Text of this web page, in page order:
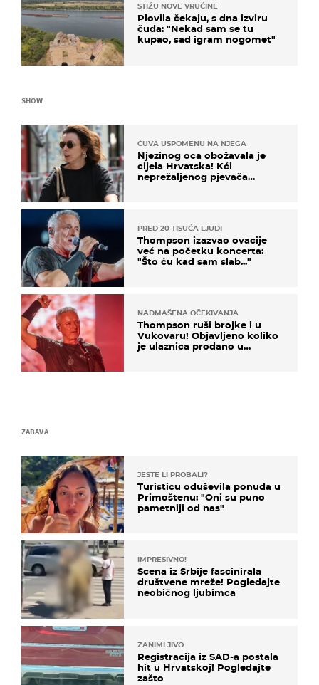
STIŽU NOVE VRUĆINE
Plovila čekaju, s dna izviru
čuda: "Nekad sam se tu
kupao, sad igram nogomet"
SHOW
ČUVA USPOMENU NA NJEGA
Njezinog oca obožavala je
cijela Hrvatska! Kći
neprežaljenog pjevača
PRED 20 TISUĆA LJUDI
Thompson izazvao ovacije
već na početku koncerta:
"Što ću kad sam slab..."
NADMAŠENA OČEKIVANJA
Thompson ruši brojke i u
Vukovaru! Objavljeno koliko
je ulaznica prodano u
ZABAVA
JESTE LI PROBALI?
Turisticu oduševila ponuda u
Primoštenu: "Oni su puno
pametniji od nas"
IMPRESIVNO!
Scena iz Srbije fascinirala
društvene mreže! Pogledajte
neobičnog ljubimca
ZANIMLJIVO
Registracija iz SAD-a postala
hit u Hrvatskoj! Pogledajte
zašto